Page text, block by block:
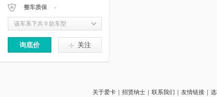
整车质保
-
该车系下共 0 款车型
询底价 关注
关于爱卡 招贤纳士 联系我们 友情链接